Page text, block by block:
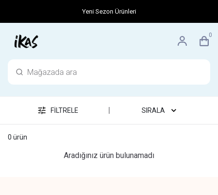
Yeni Sezon Ürünleri
0
FİLTRELE | SIRALA
0 ürün
Aradığınız ürün bulunamadı